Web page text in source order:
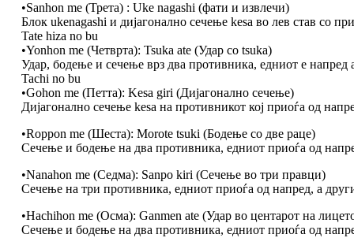
•Sanhon me (Трета) : Uke nagashi (фати и извлечи)
Блок ukenagashi и дијагонално сечење kesa во лев став со
Tate hiza no bu
•Yonhon me (Четврта): Tsuka ate (Удар со tsuka)
Удар, бодење и сечење врз два противника, едниот е напред
Tachi no bu
•Gohon me (Петта): Kesa giri (Дијагонално сечење)
Дијагонално сечење kesa на противникот кој приоѓа од
•Roppon me (Шеста): Morote tsuki (Бодење со две раце)
Сечење и бодење на два противника, едниот приоѓа од
•Nanahon me (Седма): Sanpo kiri (Сечење во три правци)
Сечење на три противника, едниот приоѓа од напред, а
•Hachihon me (Осма): Ganmen ate (Удар во центарот на
Сечење и бодење на два противника, едниот приоѓа од